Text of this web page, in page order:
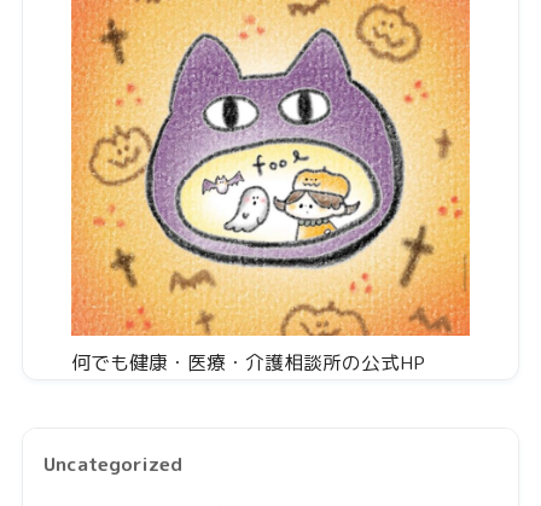
何でも健康・医療・介護相談所の公式HP
Uncategorized